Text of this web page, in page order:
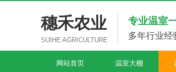
穗禾农业
SUIHE AGRICULTURE
专业温室
多年行业经
网站首页 温室大棚